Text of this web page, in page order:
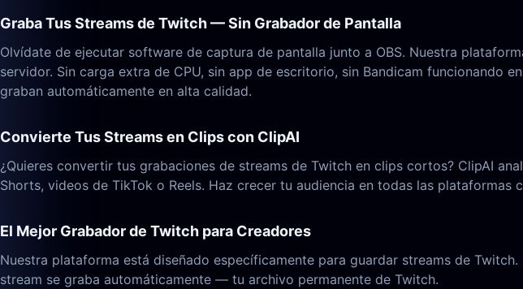
Graba Tus Streams de Twitch — Sin Grabador de Pantalla
Olvídate de ejecutar software de captura de pantalla junto a OBS. Nuestra
servidor. Sin carga extra de CPU, sin app de escritorio, sin Bandicam funcionando
graban automáticamente en alta calidad.
Convierte Tus Streams en Clips con ClipAI
¿Quieres convertir tus grabaciones de streams de Twitch en clips cortos? ClipAI
Shorts, videos de TikTok o Reels. Haz crecer tu audiencia en todas las plataformas
El Mejor Grabador de Twitch para Creadores
Nuestra plataforma está diseñado específicamente para guardar streams de
stream se graba automáticamente — tu archivo permanente de Twitch.